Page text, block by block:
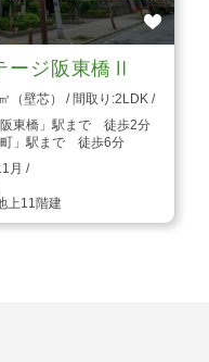
ージ阪東橋Ⅱ
（壁芯）
2LDK
東橋」駅まで 徒歩2分
」駅まで 徒歩6分
月
上11階建